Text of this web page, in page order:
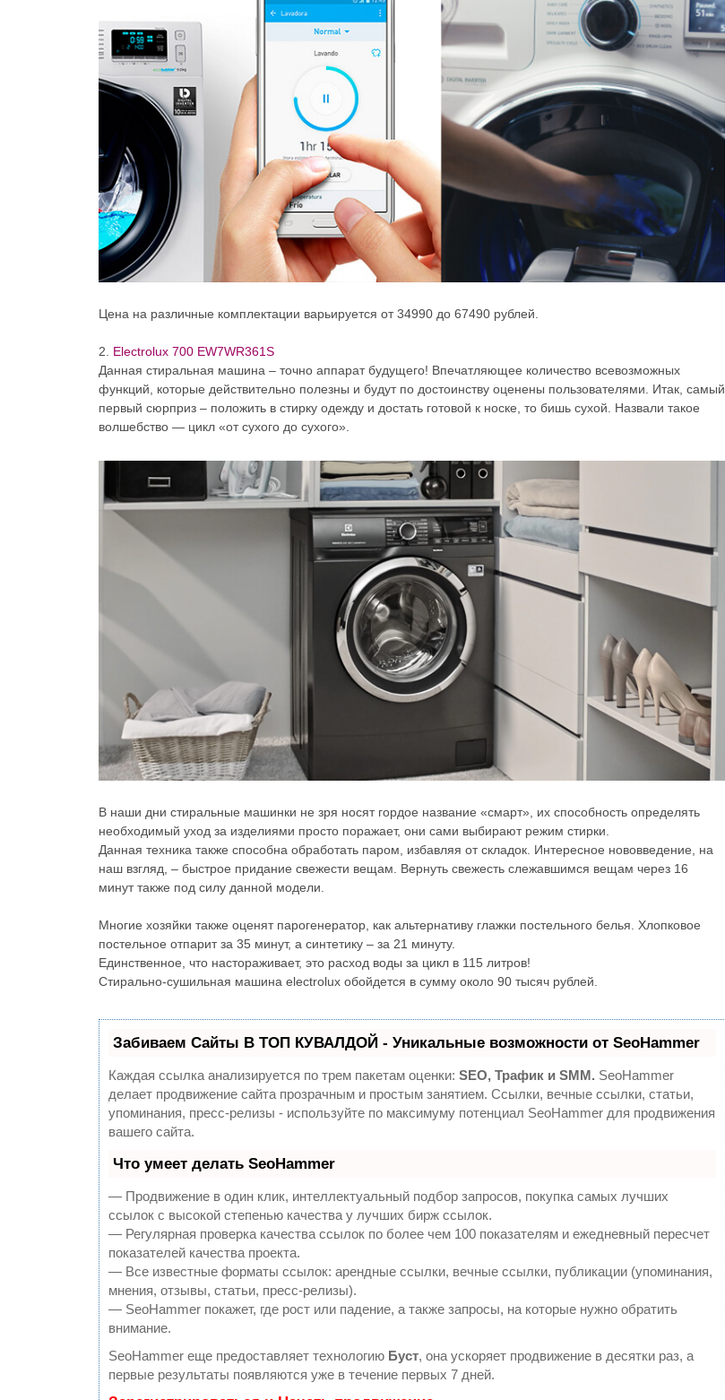
Цена на различные комплектации варьируется от 34990 до 67490 рублей.
2. Electrolux 700 EW7WR361S
Данная стиральная машина – точно аппарат будущего! Впечатляющее количество всевозможных
функций, которые действительно полезны и будут по достоинству оценены пользователями. Итак, самый
первый сюрприз – положить в стирку одежду и достать готовой к носке, то бишь сухой. Назвали такое
волшебство — цикл «от сухого до сухого».
В наши дни стиральные машинки не зря носят гордое название «смарт», их способность определять
необходимый уход за изделиями просто поражает, они сами выбирают режим стирки.
Данная техника также способна обработать паром, избавляя от складок. Интересное нововведение, на
наш взгляд, – быстрое придание свежести вещам. Вернуть свежесть слежавшимся вещам через 16
минут также под силу данной модели.
Многие хозяйки также оценят парогенератор, как альтернативу глажки постельного белья. Хлопковое
постельное отпарит за 35 минут, а синтетику – за 21 минуту.
Единственное, что настораживает, это расход воды за цикл в 115 литров!
Стирально-сушильная машина electrolux обойдется в сумму около 90 тысяч рублей.
Забиваем Сайты В ТОП КУВАЛДОЙ - Уникальные возможности от SeoHammer
Каждая ссылка анализируется по трем пакетам оценки: SEO, Трафик и SMM. SeoHammer
делает продвижение сайта прозрачным и простым занятием. Ссылки, вечные ссылки, статьи,
упоминания, пресс-релизы - используйте по максимуму потенциал SeoHammer для продвижения
вашего сайта.
Что умеет делать SeoHammer
— Продвижение в один клик, интеллектуальный подбор запросов, покупка самых лучших
ссылок с высокой степенью качества у лучших бирж ссылок.
— Регулярная проверка качества ссылок по более чем 100 показателям и ежедневный пересчет
показателей качества проекта.
— Все известные форматы ссылок: арендные ссылки, вечные ссылки, публикации (упоминания,
мнения, отзывы, статьи, пресс-релизы).
— SeoHammer покажет, где рост или падение, а также запросы, на которые нужно обратить
внимание.
SeoHammer еще предоставляет технологию Буст, она ускоряет продвижение в десятки раз, а
первые результаты появляются уже в течение первых 7 дней.